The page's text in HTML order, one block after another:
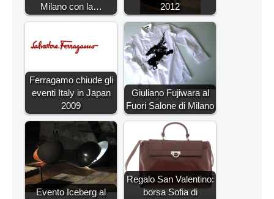
Milano con la…
2012
Ferragamo chiude gli
eventi Italy in Japan
2009
Giuliano Fujiwara al
Fuori Salone di Milano
Evento Iceberg al
Regalo San Valentino:
borsa Sofia di